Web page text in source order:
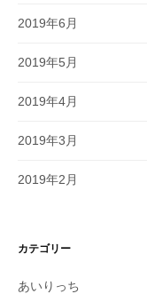
2019年6月
2019年5月
2019年4月
2019年3月
2019年2月
カテゴリー
あいりっち